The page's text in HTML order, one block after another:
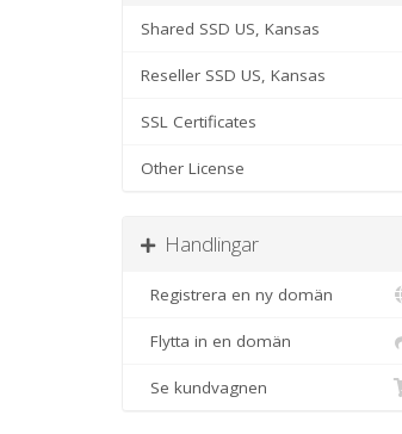
Shared SSD US, Kansas
Reseller SSD US, Kansas
SSL Certificates
Other License
Handlingar
Registrera en ny domän
Flytta in en domän
Se kundvagnen